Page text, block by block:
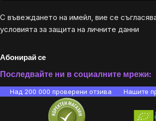
С въвеждането на имейл, вие се
условията за защита на личните данни
Абонирай се
Последвайте ни в социалните мрежи:
Над 200 000 проверени отзива Нашите